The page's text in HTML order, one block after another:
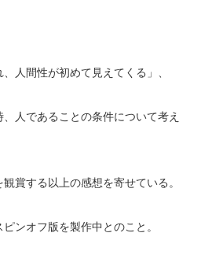
人間性が初めて見えてくる」、
、人であることの条件について考え
賞する以上の感想を寄せている。
ンオフ版を製作中とのこと。